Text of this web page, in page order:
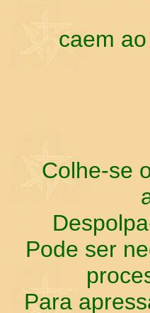
caem
Colhe-se
Pode ser
Para